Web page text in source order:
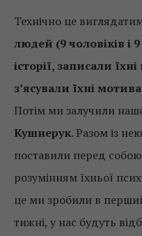
Технічно це
людей (9 чоловіків і
історії, записали
з’ясували їхні
Потім ми залучили
Кушнерук. Разом із
поставили перед
розумінням їхньої
це ми зробили в
тижні, у нас будуть